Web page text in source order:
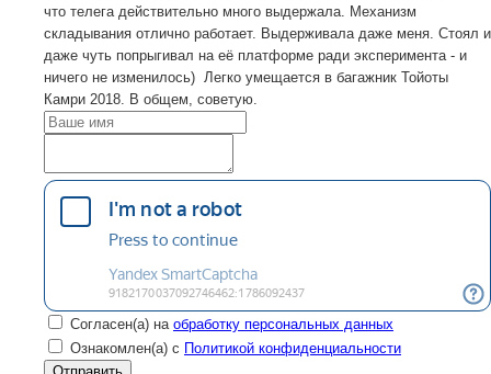
что телега действительно много выдержала. Механизм
складывания отлично работает. Выдерживала даже меня. Стоял и
даже чуть попрыгивал на её платформе ради эксперимента - и
ничего не изменилось) Легко умещается в багажник Тойоты
Камри 2018. В общем, советую.
Согласен(а) на обработку персональных данных
Ознакомлен(а) с Политикой конфиденциальности